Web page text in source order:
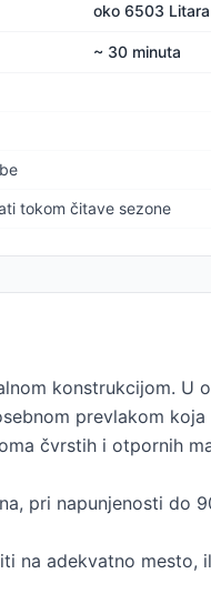
oko 6503
~ 30 minuta
tokom čitave sezone
konstrukcijom.
prevlakom
čvrstih i otpornih
pri napunjenosti do
na adekvatno mesto,